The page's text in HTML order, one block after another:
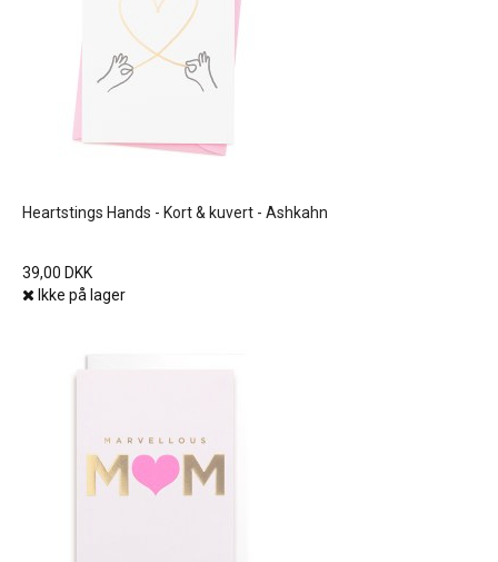
Heartstings Hands - Kort & kuvert - Ashkahn
39,00 DKK
Ikke på lager